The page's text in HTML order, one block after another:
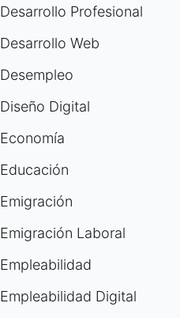
Desarrollo Profesional
Desarrollo Web
Desempleo
Diseño Digital
Economía
Educación
Emigración
Emigración Laboral
Empleabilidad
Empleabilidad Digital